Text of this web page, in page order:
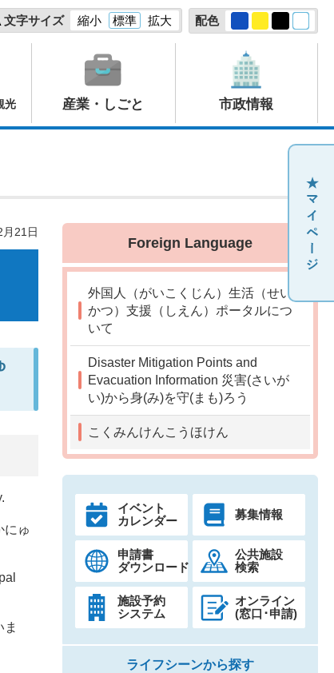
文字サイズ 縮小 標準 拡大 配色
光 産業・しごと 市政情報
21日
ゅ
Foreign Language
外国人（がいこくじん）生活（せい
かつ）支援（しえん）ポータルにつ
いて
Disaster Mitigation Points and
Evacuation Information 災害(さいが
い)から身(み)を守(まも)ろう
こくみんけんこうほけん
イベント
カレンダー
募集情報
申請書
ダウンロード
公共施設
検索
施設予約
システム
オンライン
(窓口･申請)
ライフシーンから探す